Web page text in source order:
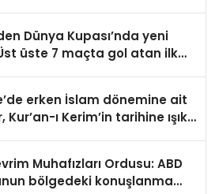
Dünya Kupası’nda yeni
üste 7 maçta gol atan ilk
erken İslam dönemine ait
Kur’an-ı Kerim’in tarihine ışık
Muhafızları Ordusu: ABD
bölgedeki konuşlanma